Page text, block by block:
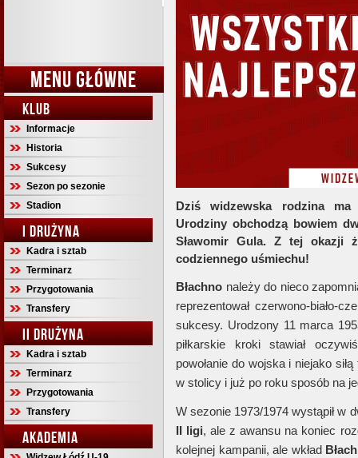
MENU GŁÓWNE
KLUB
Informacje
Historia
Sukcesy
Sezon po sezonie
Stadion
I DRUŻYNA
Kadra i sztab
Terminarz
Przygotowania
Transfery
II DRUŻYNA
Kadra i sztab
Terminarz
Przygotowania
Transfery
AKADEMIA
Dziś widzewska rodzina
Urodziny obchodzą bowiem
Sławomir Gula. Z tej okazji
codziennego uśmiechu!
Błachno należy do nieco
reprezentował czerwono-biało-
sukcesy. Urodzony 11 marca
piłkarskie kroki stawiał
powołanie do wojska i niejako siłą
w stolicy i już po roku sposób na
W sezonie 1973/1974 wystąpił w
II ligi, ale z awansu na koniec
kolejnej kampanii, ale wkład